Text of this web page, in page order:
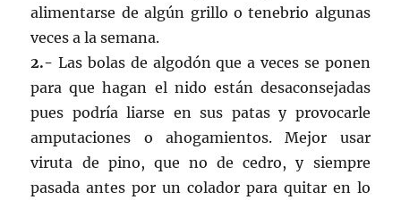
alimentarse de algún grillo o tenebrio algunas
veces a la semana.
2.-Las bolas de algodón que a veces se ponen
para que hagan el nido están desaconsejadas
pues podría liarse en sus patas y provocarle
amputaciones o ahogamientos. Mejor usar
viruta de pino, que no de cedro, y siempre
pasada antes por un colador para quitar en lo